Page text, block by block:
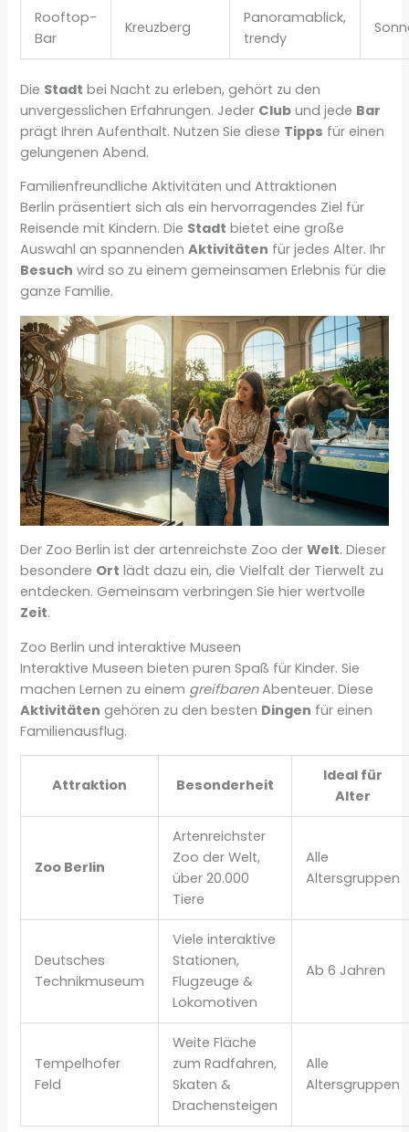
Rooftop-
Bar
Kreuzberg
Panoramablick,
trendy
Die Stadt bei Nacht zu erleben, gehört zu den
unvergesslichen Erfahrungen. Jeder Club und jede Bar
prägt Ihren Aufenthalt. Nutzen Sie diese Tipps für einen
gelungenen Abend.
Familienfreundliche Aktivitäten und Attraktionen
Berlin präsentiert sich als ein hervorragendes Ziel für
Reisende mit Kindern. Die Stadt bietet eine große
Auswahl an spannendenAktivitäten für jedes Alter. Ihr
Besuch wird so zu einem gemeinsamen Erlebnis für die
ganze Familie.
Der Zoo Berlin ist der artenreichste Zoo derWelt. Dieser
besondere Ort lädt dazu ein, die Vielfalt der Tierwelt zu
entdecken. Gemeinsam verbringen Sie hier wertvolle
Zeit.
Zoo Berlin und interaktive Museen
Interaktive Museen bieten puren Spaß für Kinder. Sie
machen Lernen zu einem greifbarenAbenteuer. Diese
Aktivitäten gehören zu den besten Dingen für einen
Familienausflug.
Attraktion Besonderheit
Ideal für
Alter
Zoo Berlin
Artenreichster
Zoo der Welt,
über 20.000
Tiere
Alle
Altersgruppen
Deutsches
Technikmuseum
Viele interaktive
Stationen,
Flugzeuge &
Lokomotiven
Ab 6 Jahren
Tempelhofer
Feld
Weite Fläche
zum Radfahren,
Skaten &
Drachensteigen
Alle
Altersgruppen